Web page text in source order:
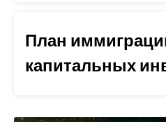
План
капитальных